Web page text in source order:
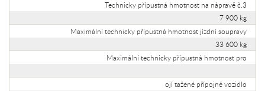
Technicky přípustná hmotnost na nápravě č.3
7 900 kg
Maximální technicky přípustná hmotnost jízdní soupravy
33 600 kg
Maximální technicky přípustná hmotnost pro
ojí tažené přípojné vozidlo